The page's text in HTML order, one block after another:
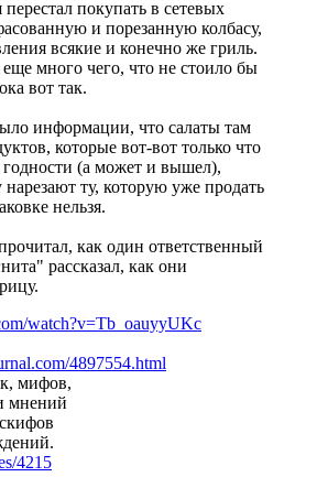
покупать в сетевых
и порезанную колбасу,
всякие и конечно же гриль.
много чего, что не стоило бы
вот так.
информации, что салаты там
которые вот-вот только что
(а может и вышел),
нарезают ту, которую уже продать
нельзя.
как один ответственный
рассказал, как они
watch?v=Tb_oauyyUKc
4897554.html
мифов,
мнений
4215